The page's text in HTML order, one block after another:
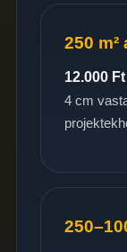
250 m²
12.000
4 cm